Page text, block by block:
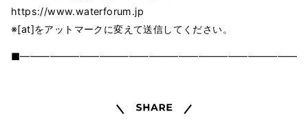
https://www.waterforum.jp
※[at]をアットマークに変えて送信してください。
Share